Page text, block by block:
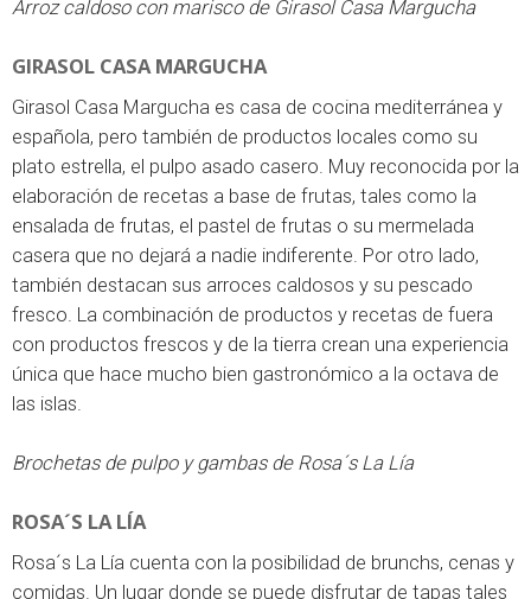
Arroz caldoso con marisco de Girasol Casa Margucha
GIRASOL CASA MARGUCHA
Girasol Casa Margucha es casa de cocina mediterránea y
española, pero también de productos locales como su
plato estrella, el pulpo asado casero. Muy reconocida por la
elaboración de recetas a base de frutas, tales como la
ensalada de frutas, el pastel de frutas o su mermelada
casera que no dejará a nadie indiferente. Por otro lado,
también destacan sus arroces caldosos y su pescado
fresco. La combinación de productos y recetas de fuera
con productos frescos y de la tierra crean una experiencia
única que hace mucho bien gastronómico a la octava de
las islas.
Brochetas de pulpo y gambas de Rosa´s La Lía
ROSA´S LA LÍA
Rosa´s La Lía cuenta con la posibilidad de brunchs, cenas y
comidas. Un lugar donde se puede disfrutar de tapas tales